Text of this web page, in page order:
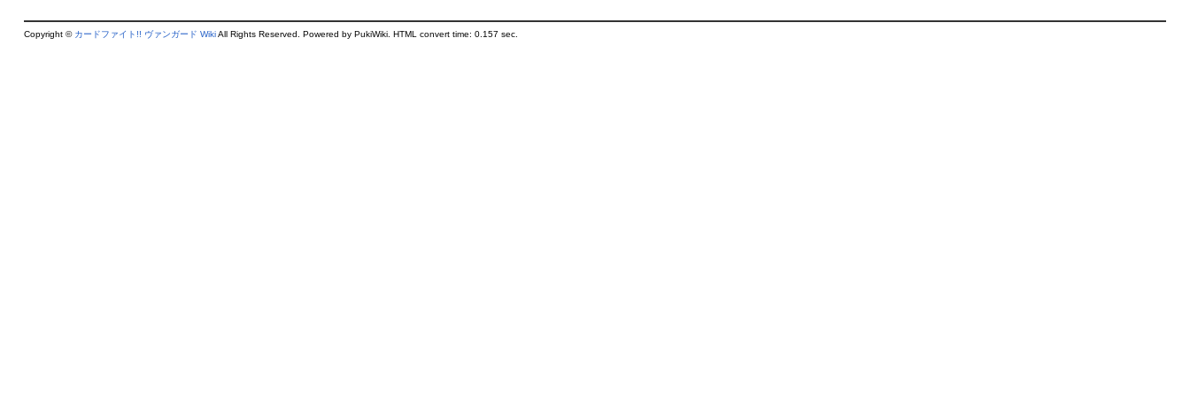
Copyright © カードファイト!! ヴァンガード WikiAll Rights Reserved. Powered by PukiWiki. HTML convert time: 0.157 sec.